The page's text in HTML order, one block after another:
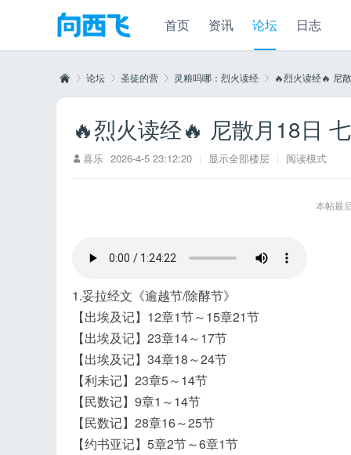
首页 资讯 论坛 日志
论坛
›
圣徒的营 灵粮吗哪：烈火读经 🔥烈火读经🔥 尼
🔥烈火读经🔥 尼散月18日
喜乐 2026-4-5 23:12:20 | 显示全部楼层 | 阅读模式
本帖最
1.妥拉经文《逾越节/除酵节》
【出埃及记】12章1节～15章21节
【出埃及记】23章14～17节
【出埃及记】34章18～24节
【利未记】23章5～14节
【民数记】9章1～14节
【民数记】28章16～25节
【约书亚记】5章2节～6章1节